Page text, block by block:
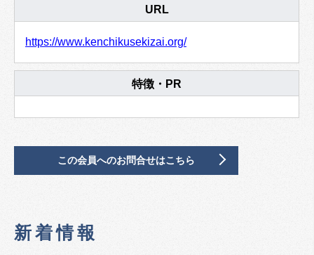
URL
https://www.kenchikusekizai.org/
特徴・PR
この会員へのお問合せはこちら
新着情報